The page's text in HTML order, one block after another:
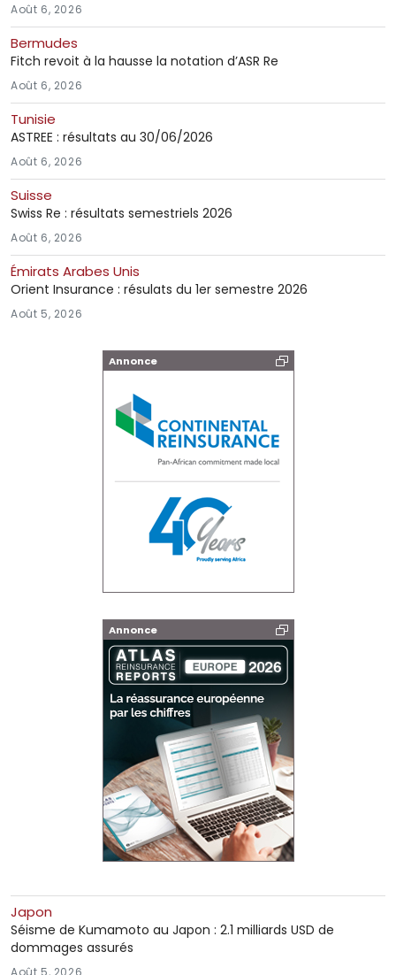
Août 6, 2026
Bermudes
Fitch revoit à la hausse la notation d’ASR Re
Août 6, 2026
Tunisie
ASTREE : résultats au 30/06/2026
Août 6, 2026
Suisse
Swiss Re : résultats semestriels 2026
Août 6, 2026
Émirats Arabes Unis
Orient Insurance : résulats du 1er semestre 2026
Août 5, 2026
Annonce
Annonce
Japon
Séisme de Kumamoto au Japon : 2.1 milliards USD de
dommages assurés
Août 5, 2026